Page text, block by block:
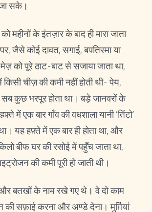
जा सके।
महीनों के इंतज़ार के बाद ही मारा जाता
जैसे कोई दावत, सगाई, बपतिस्मा या
को पूरे ठाट-बाट से सजाया जाता था,
चीज़ की कमी नहीं होती थी- पेय,
सब कुछ भरपूर होता था। बड़े जानवरों के
में एक बार गाँव की वधशाला यानी ‘तिंटो’
यह हफ़्ते में एक बार ही होता था, और
बीफ घर की रसोई में पहुँच जाता था,
की कमी पूरी हो जाती थी।
बतखों के नाम रखे गए थे। वे दो काम
सफ़ाई करना और अण्डे देना। मुर्ग़ियां